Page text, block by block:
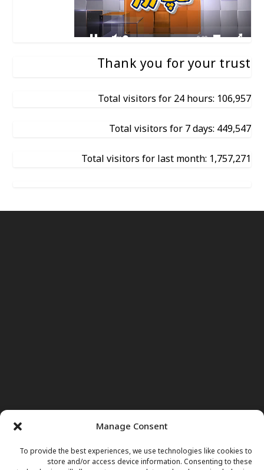
Manage Consent
To provide the best experiences, we use technologies like cookies to
store and/or access device information. Consenting to these
Thank you for your trust
Total visitors for 24 hours: 106,957
Total visitors for 7 days: 449,547
Total visitors for last month: 1,757,271